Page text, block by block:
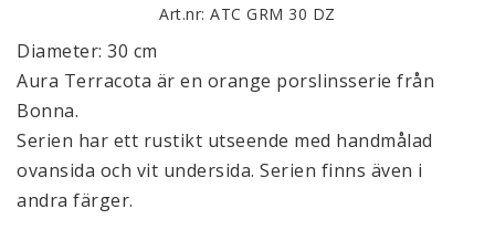
Art.nr: ATC GRM 30 DZ
Diameter: 30 cm
Aura Terracota är en orange porslinsserie från
Bonna.
Serien har ett rustikt utseende med handmålad
ovansida och vit undersida. Serien finns även i
andra färger.